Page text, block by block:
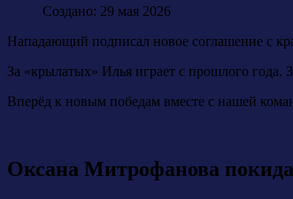
Создано: 29 мая 2026
Нападающий подписал новое соглашение с
За «крылатых» Илья играет с прошлого года.
Вперёд к новым победам вместе с нашей
Оксана Митрофанова